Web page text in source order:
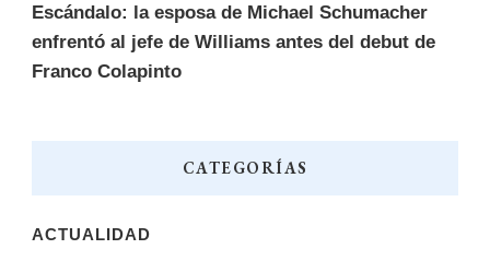
Escándalo: la esposa de Michael Schumacher
enfrentó al jefe de Williams antes del debut de
Franco Colapinto
CATEGORÍAS
ACTUALIDAD